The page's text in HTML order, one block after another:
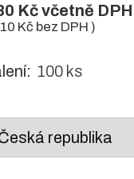
Kčvčetně DPH
Kč bez DPH )
100 ks